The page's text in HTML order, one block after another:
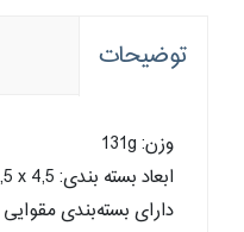
توضیحات
وزن: 131g
ابعاد بسته بندی: cm6,5 x 4,5 x 4,5
دارای بسته‌بندی مقوایی